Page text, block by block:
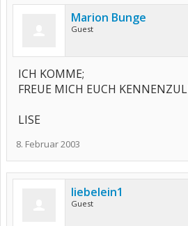
Marion Bunge
Guest
ICH KOMME;
FREUE MICH EUCH
LISE
8. Februar 2003
liebelein1
Guest